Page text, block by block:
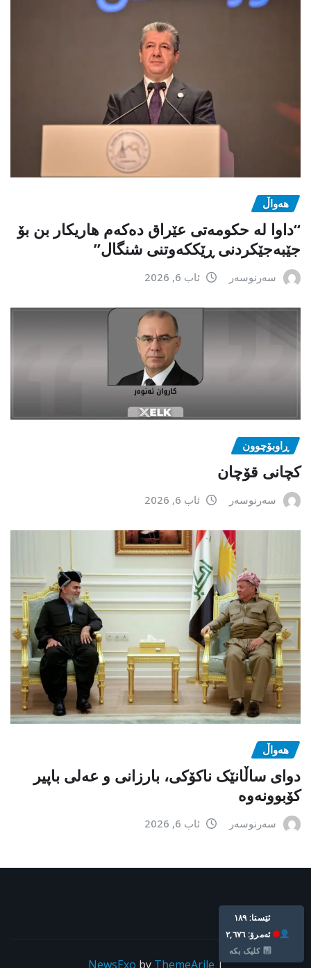
هەواڵ
“داوا لە حكومەتی عێراق دەكەم هاریكار بن بۆ
جێبەجێكردنی ڕێككەوتنی شنگال”
سەرنوسەر ئاب 6, 2026
ڕاوبۆچوون
کچانی قۆچان
سەرنوسەر ئاب 6, 2026
هەواڵ
دوای ساڵانێک ناکۆکی، بارزانی و عەلی باپیر
کۆبوونەوە
سەرنوسەر ئاب 6, 2026
|
NewsExo by ThemeArile
ئێستا: ١٨٩
ئه‌مرۆ: ٢,٦٧٦
کلیک بکە